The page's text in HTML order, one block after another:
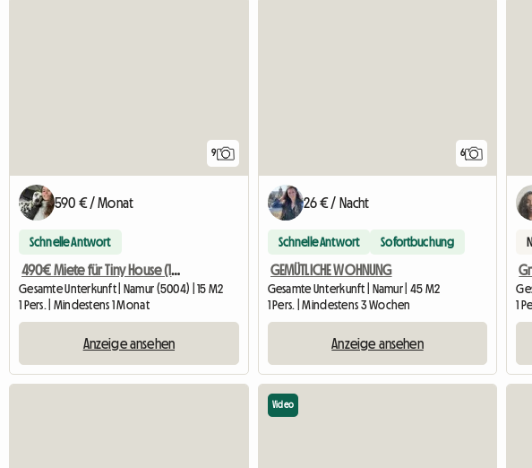
9
590 € / Monat
Schnelle Antwort
490€ Miete für Tiny House (100€ Nebenkosten)
Gesamte Unterkunft | Namur (5004) | 15 M2
1 Pers. | Mindestens 1 Monat
Anzeige ansehen
6
26 € / Nacht
Schnelle Antwort Sofortbuchung
GEMÜTLICHE WOHNUNG
Gesamte Unterkunft | Namur | 45 M2
1 Pers. | Mindestens 3 Wochen
Anzeige ansehen
1
Video